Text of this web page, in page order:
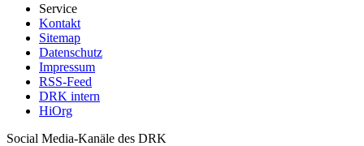
Service
Kontakt
Sitemap
Datenschutz
Impressum
RSS-Feed
DRK intern
HiOrg
Social Media-Kanäle des DRK